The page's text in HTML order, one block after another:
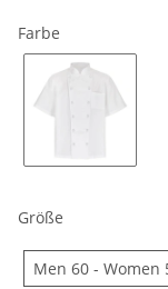
Farbe
Größe
Men 60 - Women